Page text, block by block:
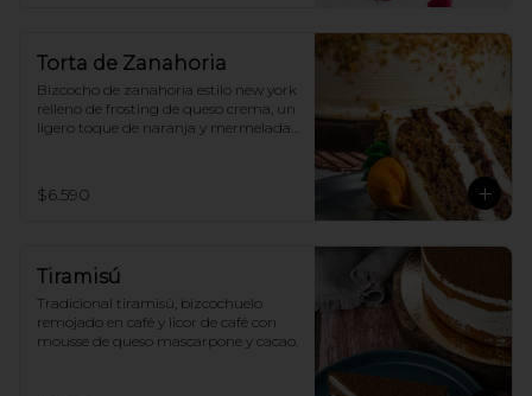
Torta de Zanahoria
Bizcocho de zanahoria estilo new york
relleno de frosting de queso crema, un
ligero toque de naranja y mermelada
$6.590
Tiramisú
Tradicional tiramisú, bizcochuelo
remojado en café y licor de café con
mousse de queso mascarpone y cacao.